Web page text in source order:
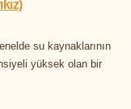
su kaynaklarının
yüksek olan bir